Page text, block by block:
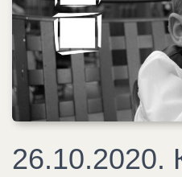
26.10.2020.